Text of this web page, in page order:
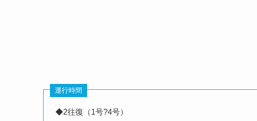
運行時間
◆2往復（1号?4号）